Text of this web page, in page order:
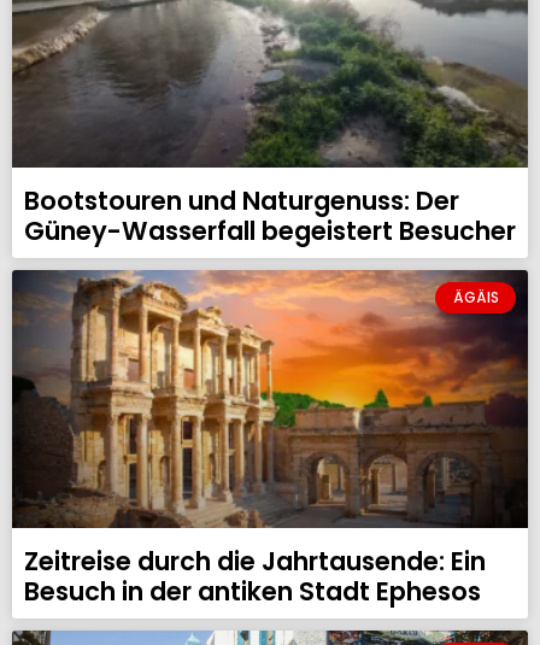
Bootstouren und Naturgenuss: Der
Güney-Wasserfall begeistert Besucher
ÄGÄIS
Zeitreise durch die Jahrtausende: Ein
Besuch in der antiken Stadt Ephesos